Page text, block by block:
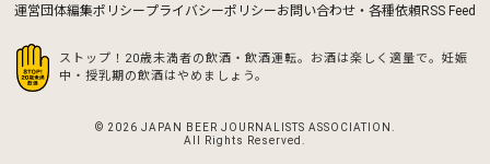
運営団体編集ポリシープライバシーポリシーお問い合わせ・各種依頼RSS Feed
ストップ！20歳未満者の飲酒・飲酒運転。お酒は楽しく適量で。 妊娠
中・授乳期の飲酒はやめましょう。
© 2026 JAPAN BEER JOURNALISTS ASSOCIATION.
All Rights Reserved.